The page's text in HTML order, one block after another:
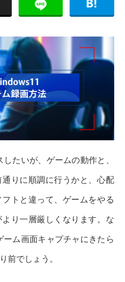
たいが、ゲームの動作と、
りに順調に行うかと、心配
トと違って、ゲームをやる
り一層厳しくなります。な
ム画面キャプチャにきたら
前でしょう。